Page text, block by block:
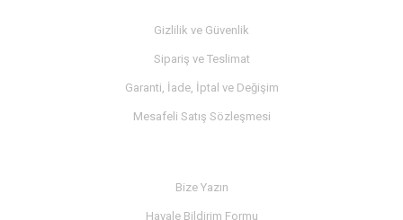
Gizlilik ve Güvenlik
Sipariş ve Teslimat
Garanti, İade, İptal ve Değişim
Mesafeli Satış Sözleşmesi
Bize Yazın
Havale Bildirim Formu